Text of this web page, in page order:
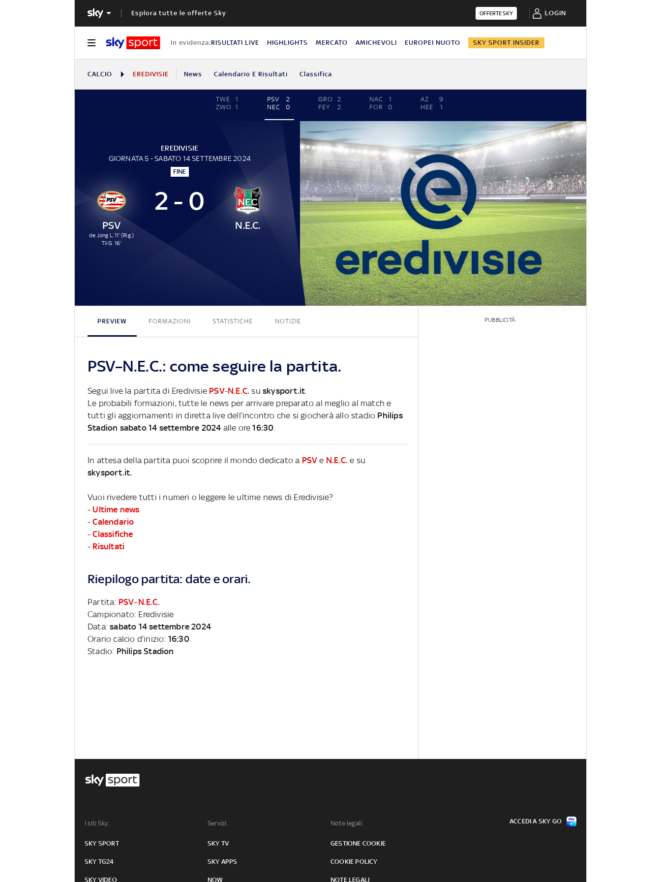
Esplora tutte le offerte Sky OFFERTE SKY LOGIN
In evidenza:RISULTATI LIVE HIGHLIGHTS MERCATO AMICHEVOLI EUROPEI NUOTO SKY SPORT INSIDER
CALCIO EREDIVISIE News Calendario E Risultati Classifica
TWE
1
ZWO
1
PSV
2
NEC
0
GRO
2
FEY
2
NAC
1
FOR
0
AZ
9
HEE
1
EREDIVISIE
GIORNATA 5 - SABATO 14 SETTEMBRE 2024
FINE
PSV
de Jong L. 11' (Rig.)
Til G. 16'
2 - 0
N.E.C.
2 - 0
PREVIEW FORMAZIONI STATISTICHE NOTIZIE
PSV–N.E.C.: come seguire la partita.
Segui live la partita di Eredivisie PSV-N.E.C. suskysport.it
Le probabili formazioni, tutte le news per arrivare preparato al meglio al match e
tutti gli aggiornamenti in diretta live dell’incontro che si giocherà allo stadio Philips
Stadion sabato 14 settembre 2024 alle ore16:30
In attesa della partita puoi scoprire il mondo dedicato a PSV e N.E.C. e su
skysport.it.
Vuoi rivedere tutti i numeri o leggere le ultime news di Eredivisie?
- Ultime news
-Calendario
-Classifiche
- Risultati
Riepilogo partita: date e orari.
Partita: PSV–N.E.C.
Campionato: Eredivisie
Data:sabato 14 settembre 2024
Orario calcio d’inizio: 16:30
Stadio: Philips Stadion
PUBBLICITÀ
I siti Sky:
SKY SPORT
SKY TG24
SKY VIDEO
Servizi:
SKY TV
SKY APPS
NOW
Note legali:
GESTIONE COOKIE
COOKIE POLICY
NOTE LEGALI
ACCEDI A SKY GO